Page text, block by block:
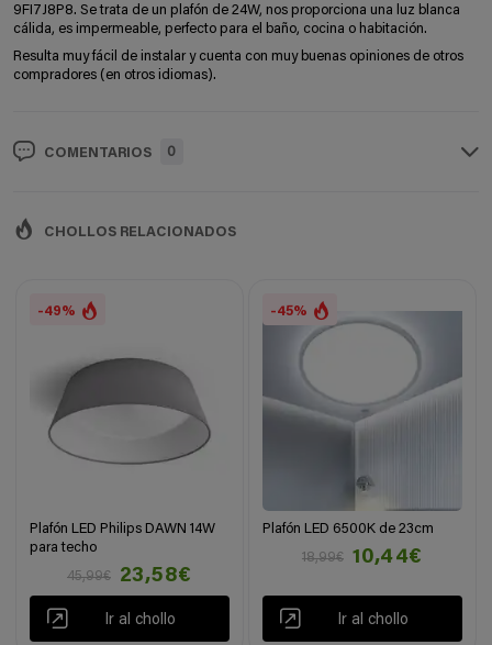
9FI7J8P8. Se trata de un plafón de 24W, nos proporciona una luz blanca
cálida, es impermeable, perfecto para el baño, cocina o habitación.
Resulta muy fácil de instalar y cuenta con muy buenas opiniones de otros
compradores (en otros idiomas).
COMENTARIOS 0
CHOLLOS RELACIONADOS
-49%
Plafón LED Philips DAWN 14W
para techo
45,99€
23,58€
Ir al chollo
-45%
Plafón LED 6500K de 23cm
18,99€
10,44€
Ir al chollo